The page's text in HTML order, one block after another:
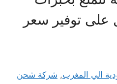
على توفير سعر
الي المغرب, شركة شحن